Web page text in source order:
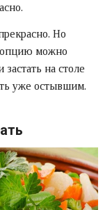
Но
опцию можно
на столе
уже остывшим.